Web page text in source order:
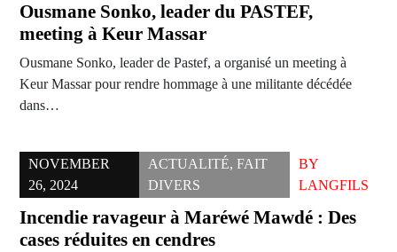
Ousmane Sonko, leader du PASTEF,
meeting à Keur Massar
Ousmane Sonko, leader de Pastef, a organisé un meeting à
Keur Massar pour rendre hommage à une militante décédée
dans…
NOVEMBER
26, 2024
ACTUALITÉ, FAIT
DIVERS
BY
LANGFILS
Incendie ravageur à Maréwé Mawdé : Des
cases réduites en cendres